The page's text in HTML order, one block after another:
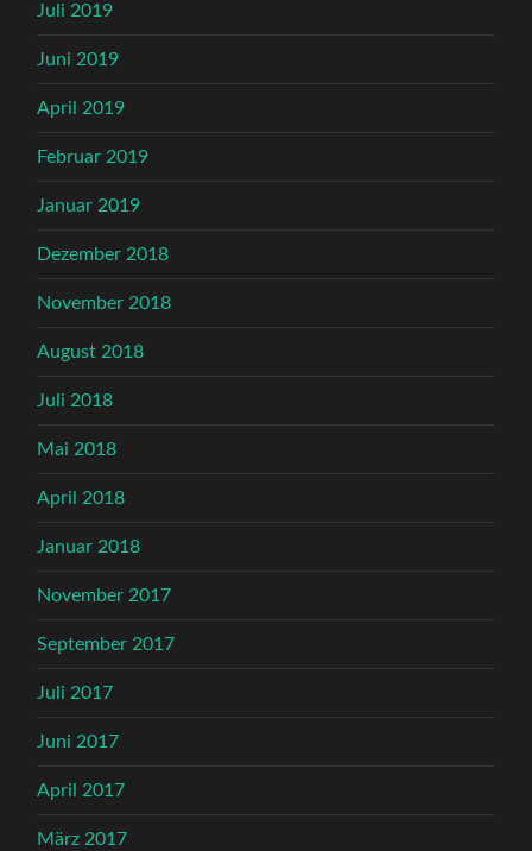
Juli 2019
Juni 2019
April 2019
Februar 2019
Januar 2019
Dezember 2018
November 2018
August 2018
Juli 2018
Mai 2018
April 2018
Januar 2018
November 2017
September 2017
Juli 2017
Juni 2017
April 2017
März 2017